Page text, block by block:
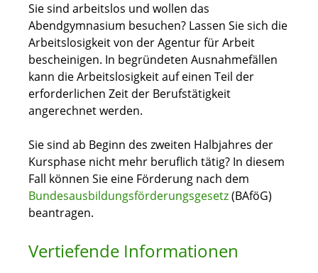
Sie sind arbeitslos und wollen das
Abendgymnasium besuchen? Lassen Sie sich die
Arbeitslosigkeit von der Agentur für Arbeit
bescheinigen. In begründeten Ausnahmefällen
kann die Arbeitslosigkeit auf einen Teil der
erforderlichen Zeit der Berufstätigkeit
angerechnet werden.
Sie sind ab Beginn des zweiten Halbjahres der
Kursphase nicht mehr beruflich tätig? In diesem
Fall können Sie eine Förderung nach dem
Bundesausbildungsförderungsgesetz(BAföG)
beantragen.
Vertiefende Informationen